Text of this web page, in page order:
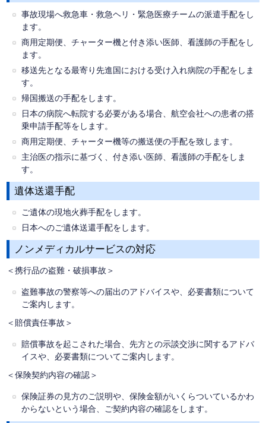
事故現場へ救急車・救急ヘリ・緊急医療チームの派遣手配をし
ます。
商用定期便、チャーター機と付き添い医師、看護師の手配をし
ます。
移送先となる最寄り先進国における受け入れ病院の手配をしま
す。
帰国搬送の手配をします。
日本の病院へ転院する必要がある場合、航空会社への患者の搭
乗申請手配等をします。
商用定期便、チャーター機等の搬送便の手配を致します。
主治医の指示に基づく、付き添い医師、看護師の手配をしま
す。
遺体送還手配
ご遺体の現地火葬手配をします。
日本へのご遺体送還手配をします。
ノンメディカルサービスの対応
＜携行品の盗難・破損事故＞
盗難事故の警察等への届出のアドバイスや、必要書類について
ご案内します。
＜賠償責任事故＞
賠償事故を起こされた場合、先方との示談交渉に関するアドバ
イスや、必要書類についてご案内します。
＜保険契約内容の確認＞
保険証券の見方のご説明や、保険金額がいくらついているかわ
からないという場合、ご契約内容の確認をします。